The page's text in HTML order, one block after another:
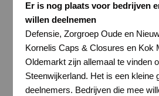
Er is nog plaats voor bedrijven
willen deelnemen
Defensie, Zorgroep Oude en
Kornelis Caps & Closures en Kok
Oldemarkt zijn allemaal te vinden
Steenwijkerland. Het is een kleine
deelnemers. Bedrijven die mee